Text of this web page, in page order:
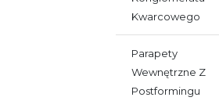
Kwarcowego
Parapety
Wewnętrzne Z
Postformingu